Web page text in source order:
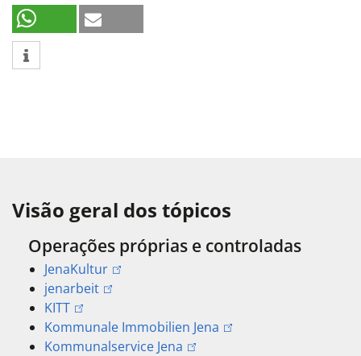
Visão geral dos tópicos
Operações próprias e controladas
JenaKultur
jenarbeit
KITT
Kommunale Immobilien Jena
Kommunalservice Jena